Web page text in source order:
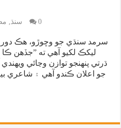
سنڌ, 0
سرمد سنڌي جو وڇوڙو، هڪ
ليکڪ لکيو آهي ته ”جڏھن
ﮄﺭﺗﻲ ﭘﻨﻬﻨﺠﻮ ﺗﻮﺍﺯﻥ ﻭڃائي
ﺟﻮ اﻋﻼﻥ ڪندو ﺁﻫﻲ ۽ ﺷﺎﻋﺮﻱ